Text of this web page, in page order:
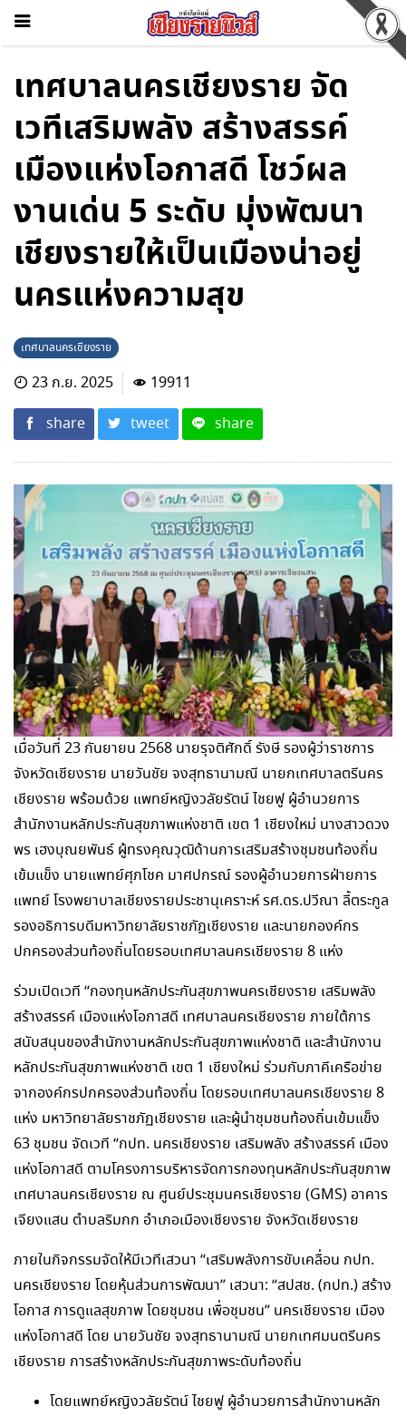
เทศบาลนครเชียงราย จัด
เวทีเสริมพลัง สร้างสรรค์
เมืองแห่งโอกาสดี โชว์ผล
งานเด่น 5 ระดับ มุ่งพัฒนา
เชียงรายให้เป็นเมืองน่าอยู่
นครแห่งความสุข
เทศบาลนครเชียงราย
23 ก.ย. 2025
19911
share
tweet share
เมื่อวันที่ 23 กันยายน 2568 นายรุจติศักดิ์ รังษี รองผู้ว่าราชการ
จังหวัดเชียงราย นายวันชัย จงสุทธานามณี นายกเทศบาลตรีนคร
เชียงราย พร้อมด้วย แพทย์หญิงวลัยรัตน์ ไชยฟู ผู้อำนวยการ
สำนักงานหลักประกันสุขภาพแห่งชาติ เขต 1 เชียงใหม่ นางสาวดวง
พร เฮงบุณยพันธ์ ผู้ทรงคุณวุฒิด้านการเสริมสร้างชุมชนท้องถิ่น
เข้มแข็ง นายแพทย์ศุภโชค มาศปกรณ์ รองผู้อำนวยการฝ่ายการ
แพทย์ โรงพยาบาลเชียงรายประชานุเคราะห์ รศ.ดร.ปวีณา ลี้ตระกูล
รองอธิการบดีมหาวิทยาลัยราชภัฏเชียงราย และนายกองค์กร
ปกครองส่วนท้องถิ่นโดยรอบเทศบาลนครเชียงราย 8 แห่ง
ร่วมเปิดเวที “กองทุนหลักประกันสุขภาพนครเชียงราย เสริมพลัง
สร้างสรรค์ เมืองแห่งโอกาสดี เทศบาลนครเชียงราย ภายใต้การ
สนับสนุนของสำนักงานหลักประกันสุขภาพแห่งชาติ และสำนักงาน
หลักประกันสุขภาพแห่งชาติ เขต 1 เชียงใหม่ ร่วมกับภาคีเครือข่าย
จากองค์กรปกครองส่วนท้องถิ่น โดยรอบเทศบาลนครเชียงราย 8
แห่ง มหาวิทยาลัยราชภัฏเชียงราย และผู้นำชุมชนท้องถิ่นเข้มแข็ง
63 ชุมชน จัดเวที “กปท. นครเชียงราย เสริมพลัง สร้างสรรค์ เมือง
แห่งโอกาสดี ตามโครงการบริหารจัดการกองทุนหลักประกันสุขภาพ
เทศบาลนครเชียงราย ณ ศูนย์ประชุมนครเชียงราย (GMS) อาคาร
เจียงแสน ตำบลริมกก อำเภอเมืองเชียงราย จังหวัดเชียงราย
ภายในกิจกรรมจัดให้มีเวทีเสวนา “เสริมพลังการขับเคลื่อน กปท.
นครเชียงราย โดยหุ้นส่วนการพัฒนา” เสวนา: “สปสช. (กปท.) สร้าง
โอกาส การดูแลสุขภาพ โดยชุมชน เพื่อชุมชน” นครเชียงราย เมือง
แห่งโอกาสดี โดย นายวันชัย จงสุทธานามณี นายกเทศมนตรีนคร
เชียงราย การสร้างหลักประกันสุขภาพระดับท้องถิ่น
โดยแพทย์หญิงวลัยรัตน์ ไชยฟู ผู้อำนวยการสำนักงานหลัก